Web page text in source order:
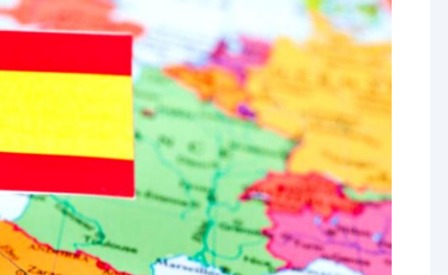
РЕЙТИНГ ДЕБЕТОВИХ
КАРТОК
ЩОМІСЯЧНИЙ ОГЛЯД
КЕШБЕКУ
ПУТІВНИКИ ПО
БАНКІВСЬКИХ КАРТКАХ